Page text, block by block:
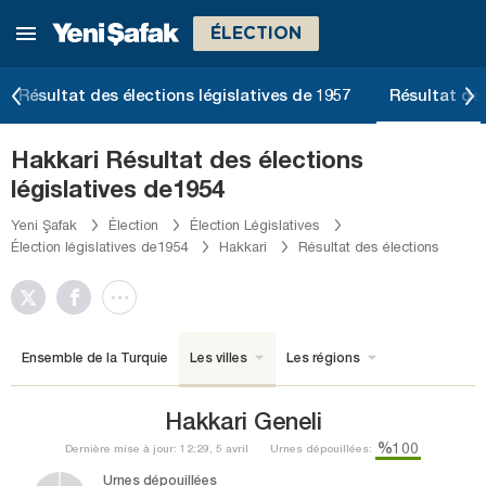
ÉLECTION
Résultat des élections législatives de 1957 Résultat
Hakkari Résultat des élections
législatives de1954
Yeni Şafak Élection
Élection Législatives
Élection législatives de1954
Hakkari Résultat des élections
Ensemble de la Turquie Les villes Les régions
Hakkari Geneli
Dernière mise à jour: 12:29, 5 avril Urnes dépouillées: %100
Urnes dépouillées